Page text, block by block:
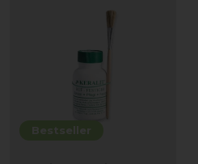
Bestseller